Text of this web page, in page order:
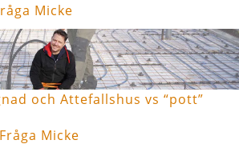
Micke
och Attefallshus vs “pott”
Fråga Micke